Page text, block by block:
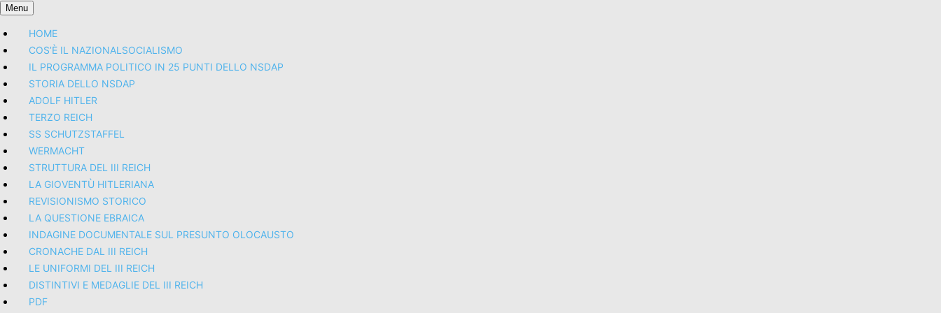
Skip
content
MenuMenu
HOME
COS’È IL NAZIONALSOCIALISMO
IL PROGRAMMA POLITICO IN 25 PUNTI DELLO NSDAP
STORIA DELLO NSDAP
ADOLF HITLER
TERZO REICH
SS SCHUTZSTAFFEL
WERMACHT
STRUTTURA DEL III REICH
LA GIOVENTÙ HITLERIANA
REVISIONISMO STORICO
LA QUESTIONE EBRAICA
INDAGINE DOCUMENTALE SUL PRESUNTO OLOCAUSTO
CRONACHE DAL III REICH
LE UNIFORMI DEL III REICH
DISTINTIVI E MEDAGLIE DEL III REICH
PDF